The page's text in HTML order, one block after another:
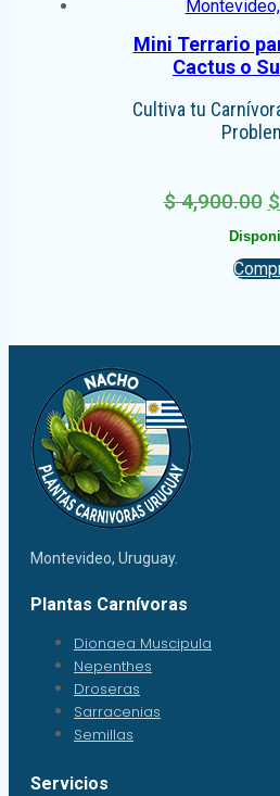
Mini Terrario
Cactus o
Cultiva tu
$4,900.00 El
$
Montevideo, Uruguay.
Plantas Carnívoras
Dionaea Muscipula
Nepenthes
Droseras
Sarracenias
Semillas
Servicios